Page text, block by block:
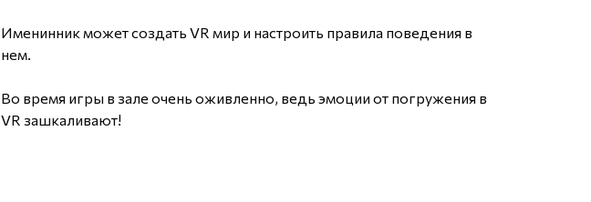
Именинник может создать VR мир и настроить правила поведения в
нем.
Во время игры в зале очень оживленно, ведь эмоции от погружения в
VR зашкаливают!